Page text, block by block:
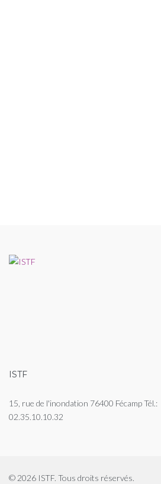
ISTF
15, rue de l'inondation 76400 Fécamp Tél.:
02.35.10.10.32
© 2026 ISTF. Tous droits réservés.